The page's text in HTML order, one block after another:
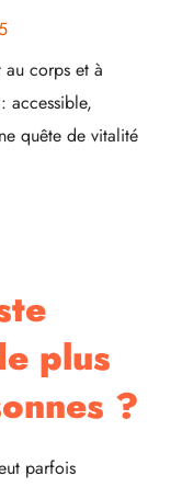
au corps et à
accessible,
quête de vitalité
plus
?
parfois